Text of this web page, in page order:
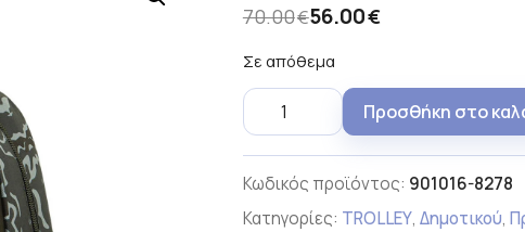
70.00€56.00€
Σε απόθεμα
Προσθήκη στο
Κωδικός προϊόντος: 901016-8278
Κατηγορίες: TROLLEY, Δημοτικού,